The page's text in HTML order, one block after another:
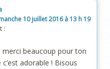
10 juillet 2016 à 13 h 19
:
merci beaucoup pour ton
adorable ! Bisous